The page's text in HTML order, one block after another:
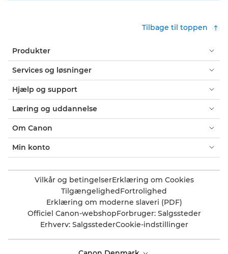
Tilbage til toppen
Produkter
Services og løsninger
Hjælp og support
Læring og uddannelse
Om Canon
Min konto
Vilkår og betingelserErklæring om Cookies
TilgængelighedFortrolighed
Erklæring om moderne slaveri (PDF)
Officiel Canon-webshopForbruger: Salgssteder
Erhverv: SalgsstederCookie-indstillinger